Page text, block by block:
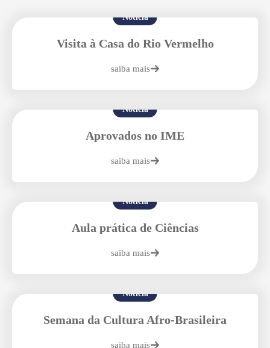
Notícia
Visita à Casa do Rio Vermelho
saiba mais
Notícia
Aprovados no IME
saiba mais
Notícia
Aula prática de Ciências
saiba mais
Notícia
Semana da Cultura Afro-Brasileira
saiba mais
Enviei um E-mail